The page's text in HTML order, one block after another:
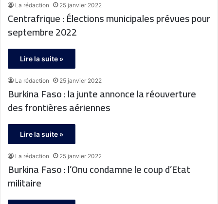
La rédaction 25 janvier 2022
Centrafrique : Élections municipales prévues pour
septembre 2022
Lire la suite »
La rédaction 25 janvier 2022
Burkina Faso : la junte annonce la réouverture
des frontières aériennes
Lire la suite »
La rédaction 25 janvier 2022
Burkina Faso : l’Onu condamne le coup d’Etat
militaire